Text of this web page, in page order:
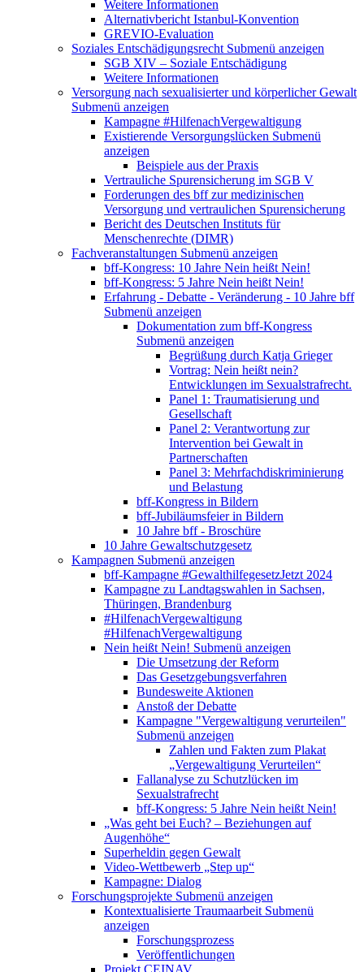
Weitere Informationen
Alternativbericht Istanbul-Konvention
GREVIO-Evaluation
Soziales Entschädigungsrecht Submenü anzeigen
SGB XIV – Soziale Entschädigung
Weitere Informationen
Versorgung nach sexualisierter und körperlicher Gewalt
Submenü anzeigen
Kampagne #HilfenachVergewaltigung
Existierende Versorgungslücken Submenü
anzeigen
Beispiele aus der Praxis
Vertrauliche Spurensicherung im SGB V
Forderungen des bff zur medizinischen
Versorgung und vertraulichen Spurensicherung
Bericht des Deutschen Instituts für
Menschenrechte (DIMR)
Fachveranstaltungen Submenü anzeigen
bff-Kongress: 10 Jahre Nein heißt Nein!
bff-Kongress: 5 Jahre Nein heißt Nein!
Erfahrung - Debatte - Veränderung - 10 Jahre bff
Submenü anzeigen
Dokumentation zum bff-Kongress
Submenü anzeigen
Begrüßung durch Katja Grieger
Vortrag: Nein heißt nein?
Entwicklungen im Sexualstrafrecht.
Panel 1: Traumatisierung und
Gesellschaft
Panel 2: Verantwortung zur
Intervention bei Gewalt in
Partnerschaften
Panel 3: Mehrfachdiskriminierung
und Belastung
bff-Kongress in Bildern
bff-Jubiläumsfeier in Bildern
10 Jahre bff - Broschüre
10 Jahre Gewaltschutzgesetz
Kampagnen Submenü anzeigen
bff-Kampagne #GewalthilfegesetzJetzt 2024
Kampagne zu Landtagswahlen in Sachsen,
Thüringen, Brandenburg
#HilfenachVergewaltigung
#HilfenachVergewaltigung
Nein heißt Nein! Submenü anzeigen
Die Umsetzung der Reform
Das Gesetzgebungsverfahren
Bundesweite Aktionen
Anstoß der Debatte
Kampagne "Vergewaltigung verurteilen"
Submenü anzeigen
Zahlen und Fakten zum Plakat
„Vergewaltigung Verurteilen“
Fallanalyse zu Schutzlücken im
Sexualstrafrecht
bff-Kongress: 5 Jahre Nein heißt Nein!
„Was geht bei Euch? – Beziehungen auf
Augenhöhe“
Superheldin gegen Gewalt
Video-Wettbewerb „Step up“
Kampagne: Dialog
Forschungsprojekte Submenü anzeigen
Kontextualisierte Traumaarbeit Submenü
anzeigen
Forschungsprozess
Veröffentlichungen
Projekt CEINAV